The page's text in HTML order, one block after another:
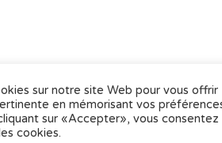
sur notre site Web pour vous offrir
en mémorisant vos
sur «Accepter», vous consentez
cookies.